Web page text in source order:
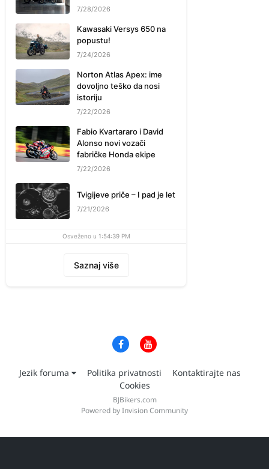
7/28/2026
Kawasaki Versys 650 na
popustu!
7/24/2026
Norton Atlas Apex: ime
dovoljno teško da nosi
istoriju
7/22/2026
Fabio Kvartararo i David
Alonso novi vozači
fabričke Honda ekipe
7/22/2026
Tvigijeve priče – I pad je let
7/21/2026
Osveženo u 1:54:39 PM
Saznaj više
Jezik foruma Politika privatnosti
Kontaktirajte nas
Cookies
BJBikers.com
Powered by Invision Community